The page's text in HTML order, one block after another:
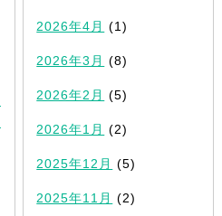
2026年4月 (1)
2026年3月 (8)
2026年2月 (5)
2026年1月 (2)
2025年12月 (5)
2025年11月 (2)